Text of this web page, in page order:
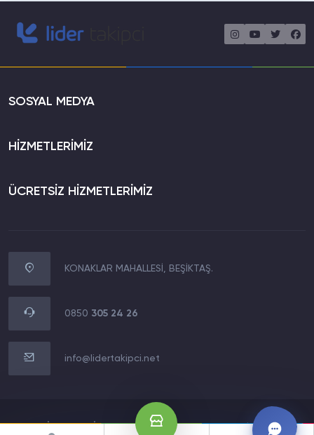
SOSYAL MEDYA
HİZMETLERİMİZ
ÜCRETSİZ HİZMETLERİMİZ
KONAKLAR MAHALLESİ, BEŞİKTAŞ.
0850 305 24 26
info@lidertakipci.net
2020 LİDERMEDİA TECHNOLOGY LTD.Tüm Hakları Saklıdır.
WhatsApp İletişim
Müşteri Destek Hattı
E-Posta Destek Hattı